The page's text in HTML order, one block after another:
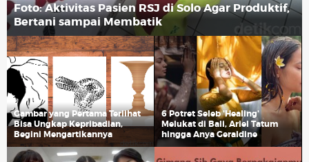
Foto: Aktivitas Pasien RSJ di Solo Agar Produktif,
Bertani sampai Membatik
Gambar yang Pertama Terlihat
Bisa Ungkap Kepribadian,
Begini Mengartikannya
6 Potret Seleb 'Healing'
Melukat di Bali, Ariel Tatum
hingga Anya Geraldine